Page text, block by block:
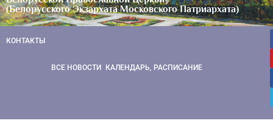
(Белорусского Экзархата Московского Патриархата)
КОНТАКТЫ
ВСЕ НОВОСТИ КАЛЕНДАРЬ, РАСПИСАНИЕ